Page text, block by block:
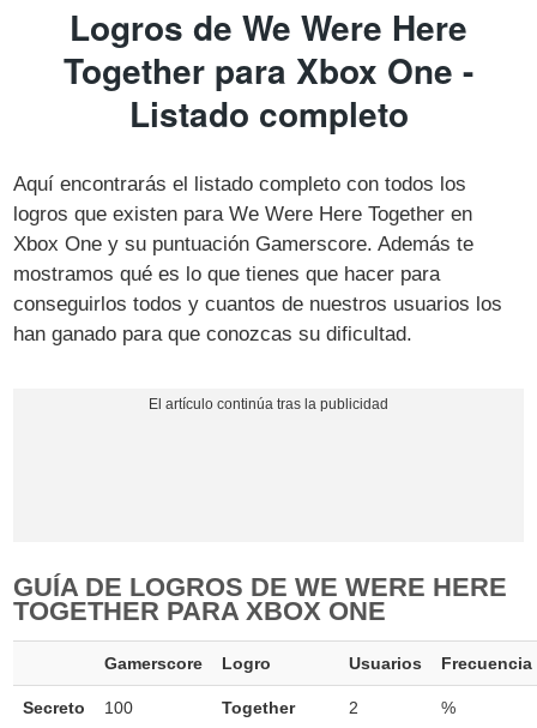
Logros de We Were Here
Together para Xbox One -
Listado completo
Aquí encontrarás el listado completo con todos los
logros que existen para We Were Here Together en
Xbox One y su puntuación Gamerscore. Además te
mostramos qué es lo que tienes que hacer para
conseguirlos todos y cuantos de nuestros usuarios los
han ganado para que conozcas su dificultad.
GUÍA DE LOGROS DE WE WERE HERE
TOGETHER PARA XBOX ONE
Gamerscore Logro Usuarios Frecuencia
Secreto 100
Together
2 %